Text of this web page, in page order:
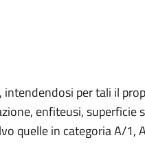
intendendosi per tali il
enfiteusi, superficie
quelle in categoria A/1,